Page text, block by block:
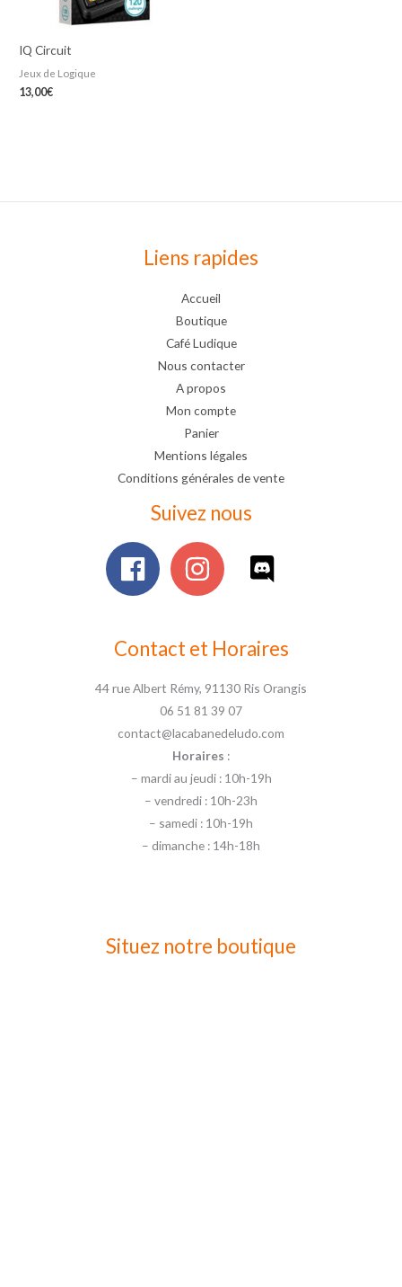
IQ Circuit
Jeux de Logique
13,00€
Liens rapides
Accueil
Boutique
Café Ludique
Nous contacter
A propos
Mon compte
Panier
Mentions légales
Conditions générales de vente
Suivez nous
Contact et Horaires
44 rue Albert Rémy, 91130 Ris Orangis
06 51 81 39 07
contact@lacabanedeludo.com
Horaires :
– mardi au jeudi : 10h-19h
– vendredi : 10h-23h
– samedi : 10h-19h
– dimanche : 14h-18h
Situez notre boutique